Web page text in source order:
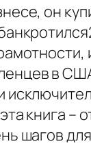
он
в
книга –
шагов